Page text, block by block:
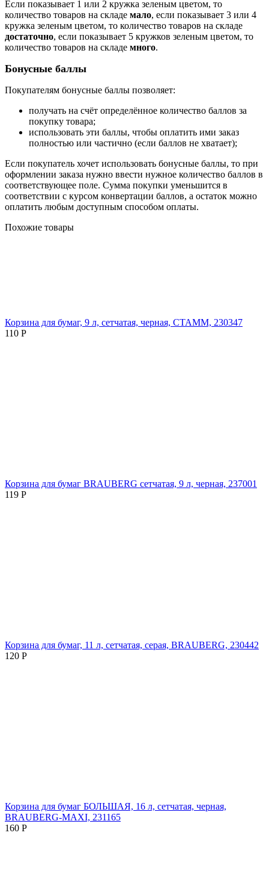
Если показывает 1 или 2 кружка зеленым цветом, то
количество товаров на складе мало, если показывает 3 или 4
кружка зеленым цветом, то количество товаров на складе
достаточно, если показывает 5 кружков зеленым цветом, то
количество товаров на складе много.
Бонусные баллы
Покупателям бонусные баллы позволяет:
получать на счёт определённое количество баллов за
покупку товара;
использовать эти баллы, чтобы оплатить ими заказ
полностью или частично (если баллов не хватает);
Если покупатель хочет использовать бонусные баллы, то при
оформлении заказа нужно ввести нужное количество баллов в
соответствующее поле. Сумма покупки уменьшится в
соответствии с курсом конвертации баллов, а остаток можно
оплатить любым доступным способом оплаты.
Похожие товары
Корзина для бумаг, 9 л, сетчатая, черная, СТАММ, 230347
110 Р
Корзина для бумаг BRAUBERG сетчатая, 9 л, черная, 237001
119 Р
Корзина для бумаг, 11 л, сетчатая, серая, BRAUBERG, 230442
120 Р
Корзина для бумаг БОЛЬШАЯ, 16 л, сетчатая, черная,
BRAUBERG-MAXI, 231165
160 Р